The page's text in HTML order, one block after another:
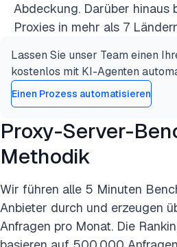
Abdeckung. Darüber hinaus
Proxies in mehr als 7
Lassen Sie unser Team einen
kostenlos mit KI-Agenten
Einen Prozess automatisieren
Proxy-Server-
Methodik
Wir führen alle 5 Minuten
Anbieter durch und erzeugen
Anfragen pro Monat. Die